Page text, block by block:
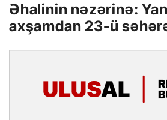
Əhalinin nəzərinə:
axşamdan 23-ü